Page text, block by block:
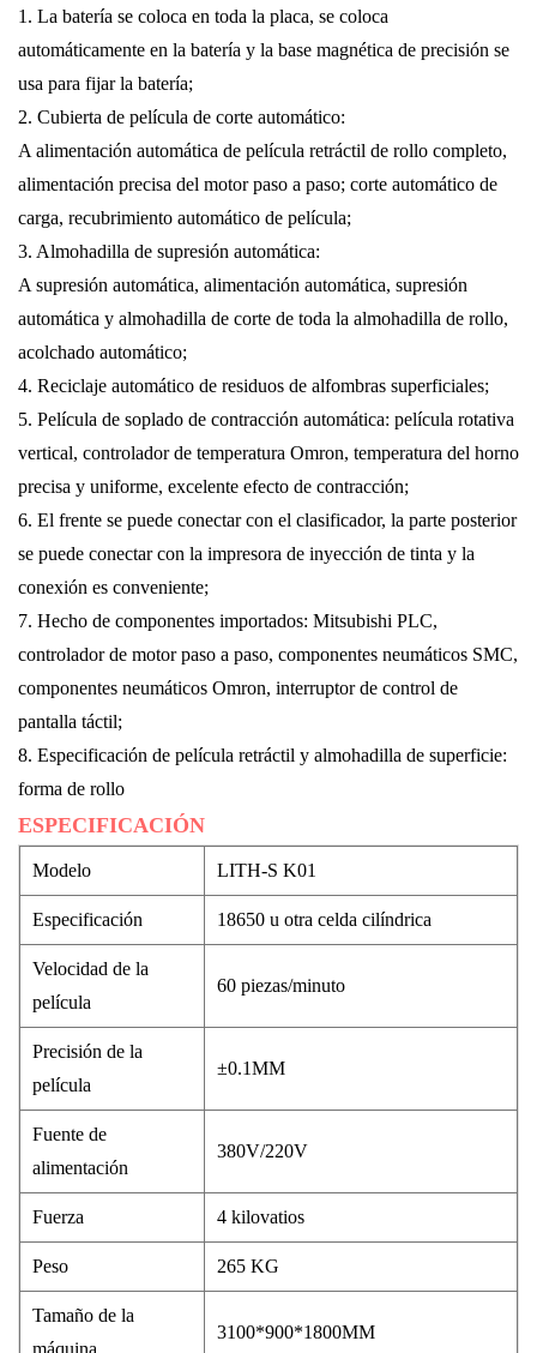
1. La batería se coloca en toda la placa, se coloca
automáticamente en la batería y la base magnética de precisión se
usa para fijar la batería;
2. Cubierta de película de corte automático:
A alimentación automática de película retráctil de rollo completo,
alimentación precisa del motor paso a paso; corte automático de
carga, recubrimiento automático de película;
3. Almohadilla de supresión automática:
A supresión automática, alimentación automática, supresión
automática y almohadilla de corte de toda la almohadilla de rollo,
acolchado automático;
4. Reciclaje automático de residuos de alfombras superficiales;
5. Película de soplado de contracción automática: película rotativa
vertical, controlador de temperatura Omron, temperatura del horno
precisa y uniforme, excelente efecto de contracción;
6. El frente se puede conectar con el clasificador, la parte posterior
se puede conectar con la impresora de inyección de tinta y la
conexión es conveniente;
7. Hecho de componentes importados: Mitsubishi PLC,
controlador de motor paso a paso, componentes neumáticos SMC,
componentes neumáticos Omron, interruptor de control de
pantalla táctil;
8. Especificación de película retráctil y almohadilla de superficie:
forma de rollo
ESPECIFICACIÓN
Modelo LITH-S K01
Especificación 18650 u otra celda cilíndrica
Velocidad de la
película
60 piezas/minuto
Precisión de la
película
±0.1MM
Fuente de
alimentación
380V/220V
Fuerza 4 kilovatios
Peso 265 KG
Tamaño de la
3100*900*1800MM